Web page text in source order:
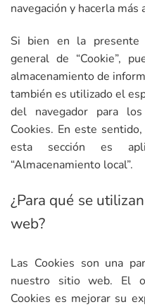
navegación y hacerla más
Si bien en la
general de “Cookie”,
almacenamiento de
también es utilizado el
del navegador para
Cookies. En este
esta sección es
“Almacenamiento local”.
¿Para qué se
web?
Las Cookies son una
nuestro sitio web. El
Cookies es mejorar su